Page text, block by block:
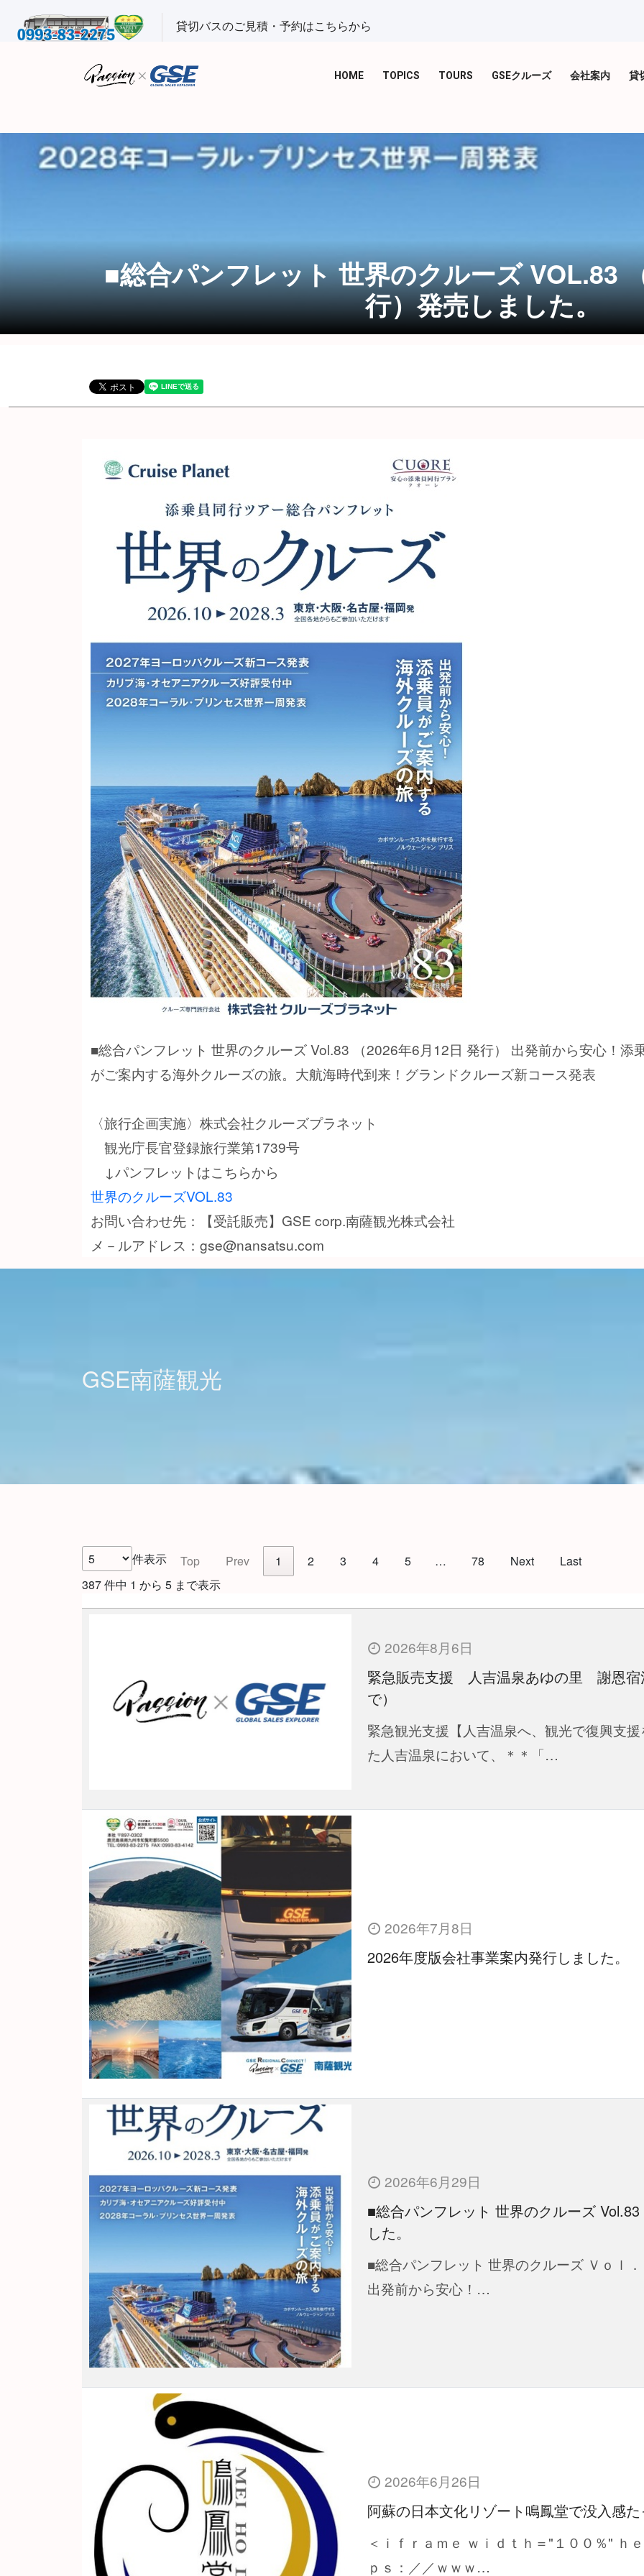
貸切バスのご見積・予約はこちらから
HOME TOPICS TOURS GSEクルーズ 会社案内 貸
■総合パンフレット 世界のクルーズ VOL.83
行）発売しました。
■総合パンフレット 世界のクルーズ Vol.83 （2026年6月12日 発行） 出発前から安心！添
がご案内する海外クルーズの旅。大航海時代到来！グランドクルーズ新コース発表
〈旅行企画実施〉株式会社クルーズプラネット
観光庁長官登録旅行業第1739号
↓パンフレットはこちらから
世界のクルーズVOL.83
お問い合わせ先：【受託販売】GSE corp.南薩観光株式会社
メ－ルアドレス：gse@nansatsu.com
GSE南薩観光
件表示 Top Prev 1 2 3 4 5 … 78 Next
Last
387 件中 1 から 5 まで表示
2026年8月6日
緊急販売支援 人吉温泉あゆの里 謝恩宿
で）
緊急観光支援【人吉温泉へ、観光で復興支
た人吉温泉において、＊＊「…
2026年7月8日
2026年度版会社事業案内発行しました。
2026年6月29日
■総合パンフレット 世界のクルーズ
した。
■総合パンフレット 世界のクルーズ Ｖｏｌ
出発前から安心！…
2026年6月26日
阿蘇の日本文化リゾート鳴鳳堂で没入感
＜ｉｆｒａｍｅ ｗｉｄｔｈ＝"１００％" ｈ
ｐｓ：／／ｗｗｗ…